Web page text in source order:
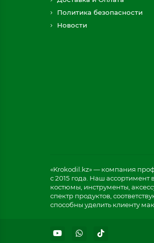
Политика безопасности
Новости
«Krokodil.kz» — компания
с 2015 года. Наш
костюмы, инструменты,
спектр продуктов,
способны уделить клиенту